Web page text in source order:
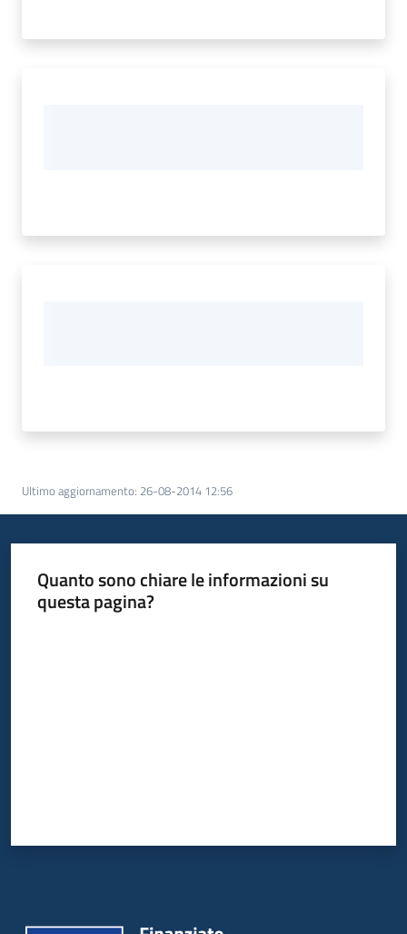
Ultimo aggiornamento: 26-08-2014 12:56
Quanto sono chiare le informazioni su
questa pagina?